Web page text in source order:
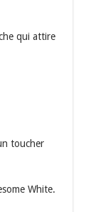
qui attire
toucher
White.